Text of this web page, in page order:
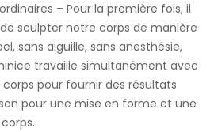
– Pour la première fois, il
sculpter notre corps de manière
sans aiguille, sans anesthésie,
travaille simultanément avec
pour fournir des résultats
pour une mise en forme et une